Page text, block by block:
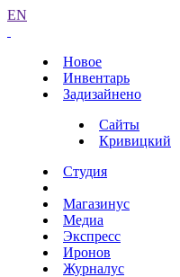
EN
Новое
Инвентарь
Задизайнено
Сайты
Кривицкий
Студия
Магазинус
Медиа
Экспресс
Иронов
Журналус